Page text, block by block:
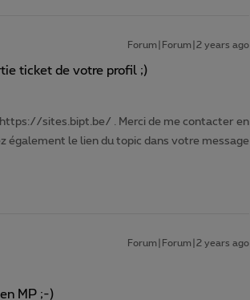
Forum|Forum|2 years ago
ticket de votre profil ;)
sites.bipt.be/ . Merci de me contacter en
également le lien du topic dans votre message
Forum|Forum|2 years ago
MP ;-)